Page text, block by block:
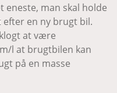
eneste, man skal holde
en ny brugt bil.
at være
l at brugtbilen kan
på en masse